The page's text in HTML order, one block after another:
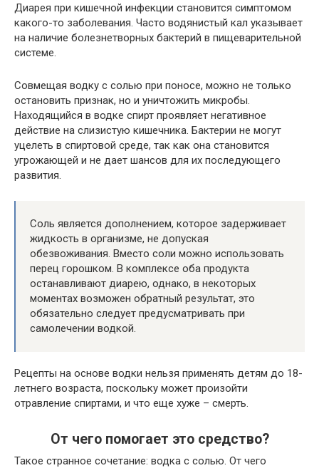
Диарея при кишечной инфекции становится симптомом
какого-то заболевания. Часто водянистый кал указывает
на наличие болезнетворных бактерий в пищеварительной
системе.
Совмещая водку с солью при поносе, можно не только
остановить признак, но и уничтожить микробы.
Находящийся в водке спирт проявляет негативное
действие на слизистую кишечника. Бактерии не могут
уцелеть в спиртовой среде, так как она становится
угрожающей и не дает шансов для их последующего
развития.
Соль является дополнением, которое задерживает
жидкость в организме, не допуская
обезвоживания. Вместо соли можно использовать
перец горошком. В комплексе оба продукта
останавливают диарею, однако, в некоторых
моментах возможен обратный результат, это
обязательно следует предусматривать при
самолечении водкой.
Рецепты на основе водки нельзя применять детям до 18-
летнего возраста, поскольку может произойти
отравление спиртами, и что еще хуже – смерть.
От чего помогает это средство?
Такое странное сочетание: водка с солью. От чего